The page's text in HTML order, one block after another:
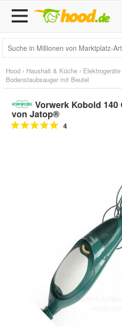
Hood › Haushalt & Küche › Elektrogeräte
Bodenstaubsauger mit Beutel
Vorwerk Kobold
von Jatop®
4
Doppelt